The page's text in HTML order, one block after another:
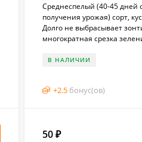
Среднеспелый (40-45 дней
получения урожая) сорт,
Долго не выбрасывает
многократная срезка
В НАЛИЧИИ
+2.5 бонус(ов)
50 ₽